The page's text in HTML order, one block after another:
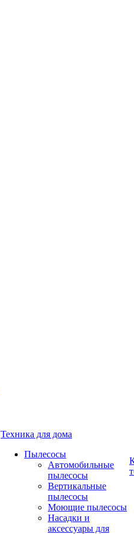
Техника для дома
Пылесосы
Автомобильные
пылесосы
Вертикальные
пылесосы
Моющие пылесосы
Насадки и
аксессуары для